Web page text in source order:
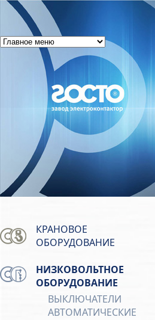
КРАНОВОЕ
ОБОРУДОВАНИЕ
НИЗКОВОЛЬТНОЕ
ОБОРУДОВАНИЕ
ВЫКЛЮЧАТЕЛИ
АВТОМАТИЧЕСКИЕ